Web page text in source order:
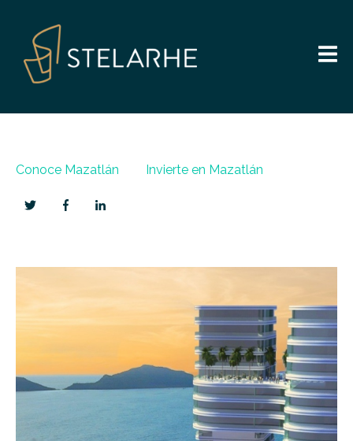
Conoce Mazatlán Invierte en Mazatlán